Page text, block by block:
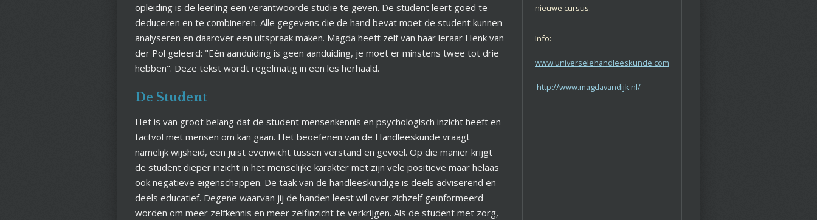
opleiding is de leerling een verantwoorde studie te geven. De student leert goed te
deduceren en te combineren. Alle gegevens die de hand bevat moet de student kunnen
analyseren en daarover een uitspraak maken. Magda heeft zelf van haar leraar Henk van
der Pol geleerd: "Eén aanduiding is geen aanduiding, je moet er minstens twee tot drie
hebben". Deze tekst wordt regelmatig in een les herhaald.
De Student
Het is van groot belang dat de student mensenkennis en psychologisch inzicht heeft en
tactvol met mensen om kan gaan. Het beoefenen van de Handleeskunde vraagt
namelijk wijsheid, een juist evenwicht tussen verstand en gevoel. Op die manier krijgt
de student dieper inzicht in het menselijke karakter met zijn vele positieve maar helaas
ook negatieve eigenschappen. De taak van de handleeskundige is deels adviserend en
deels educatief. Degene waarvan jij de handen leest wil over zichzelf geïnformeerd
worden om meer zelfkennis en meer zelfinzicht te verkrijgen. Als de student met zorg,
nieuwe cursus.
Info:
www.universelehandleeskunde.com
http://www.magdavandijk.nl/